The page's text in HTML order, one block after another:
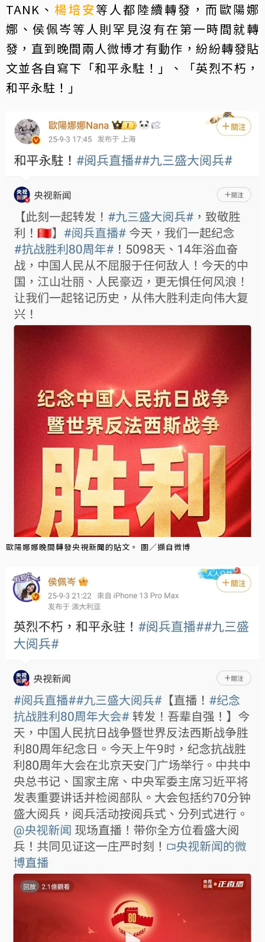
TANK、 楊培安等人都陸續轉發，而歐陽娜
娜、侯佩岑等人則罕見沒有在第一時間就轉
發，直到晚間兩人微博才有動作，紛紛轉發貼
文並各自寫下「和平永駐！」、「英烈不朽，
和平永駐！」
歐陽娜娜晚間轉發央視新聞的貼文。 圖／擷自微博